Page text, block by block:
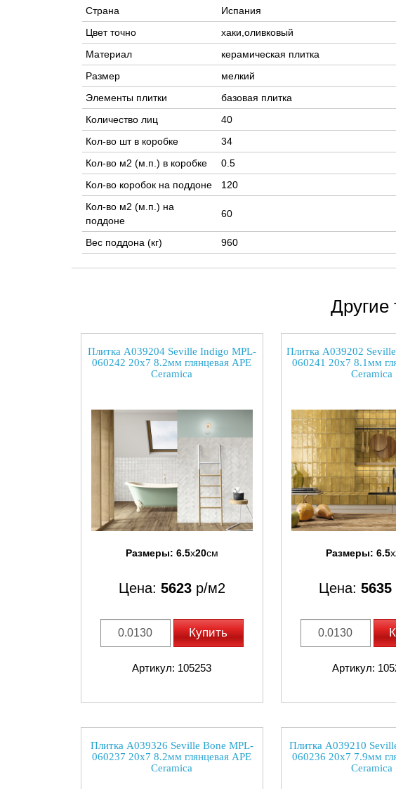
Страна
Испания
Цвет точно
хаки,оливковый
Материал
керамическая плитка
Размер
мелкий
Элементы плитки
базовая плитка
Количество лиц
40
Кол-во шт в коробке
34
Кол-во м2 (м.п.) в коробке
0.5
Кол-во коробок на поддоне
120
Кол-во м2 (м.п.) на
поддоне
60
Вес поддона (кг) 960
Другие
Плитка A039204 Seville Indigo MPL-
060242 20x7 8.2мм глянцевая APE
Ceramica
Размеры: 6.5x20см
Цена: 5623р/м2
Купить
Артикул: 105253
Плитка A039202
060241 20x7 8.1мм
Ceramica
Размеры: 6.5x
Цена: 5635
Артикул:
Плитка A039326 Seville Bone MPL-
060237 20x7 8.2мм глянцевая APE
Ceramica
Плитка A039210
060236 20x7 7.9мм
Ceramica